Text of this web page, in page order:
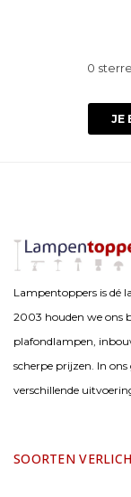
0
JE
Lampentoppers is dé
2003 houden we ons
plafondlampen,
scherpe prijzen. In
verschillende
SOORTEN